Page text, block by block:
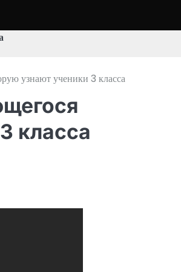
узнают ученики 3 класса
класса